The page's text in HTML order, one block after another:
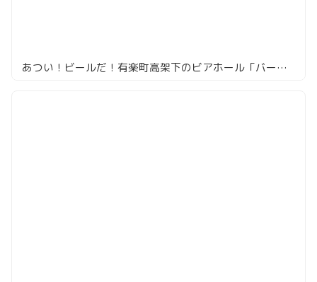
あつい！ビールだ！有楽町高架下のビアホール「バーデンバーデン」